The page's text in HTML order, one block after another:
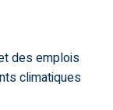
des emplois
climatiques